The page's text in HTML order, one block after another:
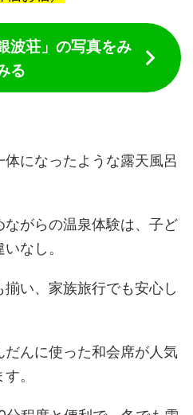
波荘」の写真をみ
る
体になったような露天風呂
がらの温泉体験は、子ど
なし。
い、家族旅行でも安心し
んに使った和会席が人気
。